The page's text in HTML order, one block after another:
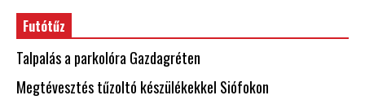
Futótűz
Talpalás a parkolóra Gazdagréten
Megtévesztés tűzoltó készülékekkel Siófokon